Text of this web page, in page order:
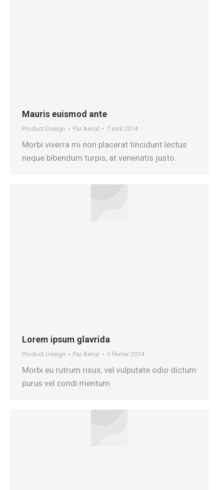
Mauris euismod ante
Product Design Par Aerial 7 avril 2014
Morbi viverra mi non placerat tincidunt lectus
neque bibendum turpis, at venenatis justo.
Lorem ipsum glavrida
Product Design Par Aerial 5 février 2014
Morbi eu rutrum risus, vel vulputate odio dictum
purus vel condi mentum.